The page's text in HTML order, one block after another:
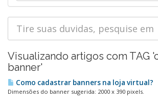
Visualizando artigos com TAG
banner'
Como cadastrar banners na loja virtual?
Dimensões do banner sugerida: 2000 x 390 pixels.